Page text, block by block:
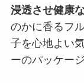
浸透させ健康
のかに香るフ
子を心地よい
ーのパッケー